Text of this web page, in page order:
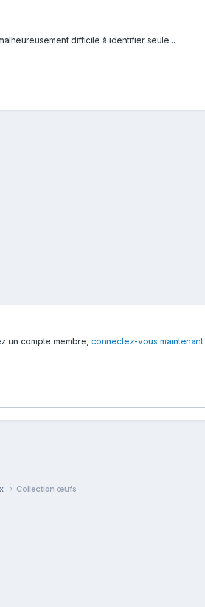
difficile à identifier seule ..
un compte membre, connectez-vous maintenant
Collection œufs